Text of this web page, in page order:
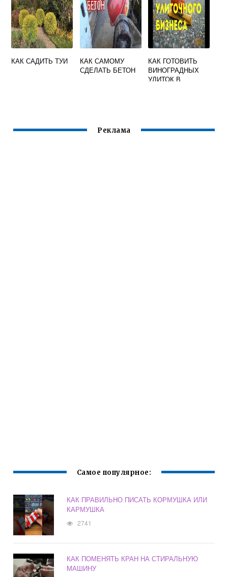
КАК САДИТЬ ТУИ
КАК САМОМУ
СДЕЛАТЬ БЕТОН
КАК ГОТОВИТЬ
ВИНОГРАДНЫХ
УЛИТОК В
Реклама
Самое популярное:
КАК ПРАВИЛЬНО ПИСАТЬ КОРМУШКА ИЛИ
КАРМУШКА
2741
КАК ПОМЕНЯТЬ КРАН НА СТИРАЛЬНУЮ
МАШИНУ